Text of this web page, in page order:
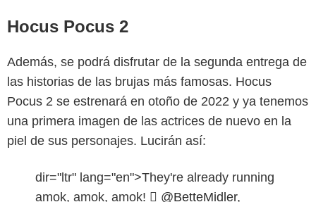
Hocus Pocus 2
Además, se podrá disfrutar de la segunda entrega de
las historias de las brujas más famosas. Hocus
Pocus 2 se estrenará en otoño de 2022 y ya tenemos
una primera imagen de las actrices de nuevo en la
piel de sus personajes. Lucirán así:
dir="ltr" lang="en">They're already running
amok, amok, amok!  @BetteMidler,